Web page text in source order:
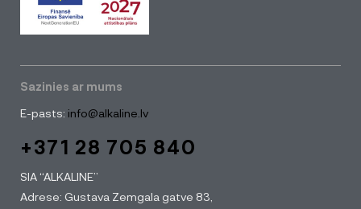
Sazinies ar mums
E-pasts: info@alkaline.lv
+371 28 705 840
SIA “ALKALINE”
Adrese: Gustava Zemgala gatve 83,